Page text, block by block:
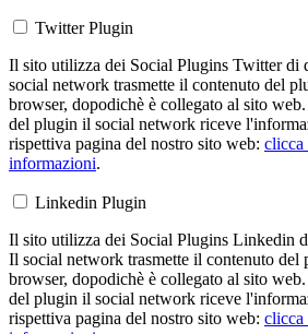
Twitter Plugin
Il sito utilizza dei Social Plugins Twitter di
social network trasmette il contenuto del
browser, dopodichè è collegato al sito
del plugin il social network riceve
rispettiva pagina del nostro sito web: clicca
informazioni.
Linkedin Plugin
Il sito utilizza dei Social Plugins Linkedin
Il social network trasmette il contenuto del
browser, dopodichè è collegato al sito
del plugin il social network riceve
rispettiva pagina del nostro sito web: clicca